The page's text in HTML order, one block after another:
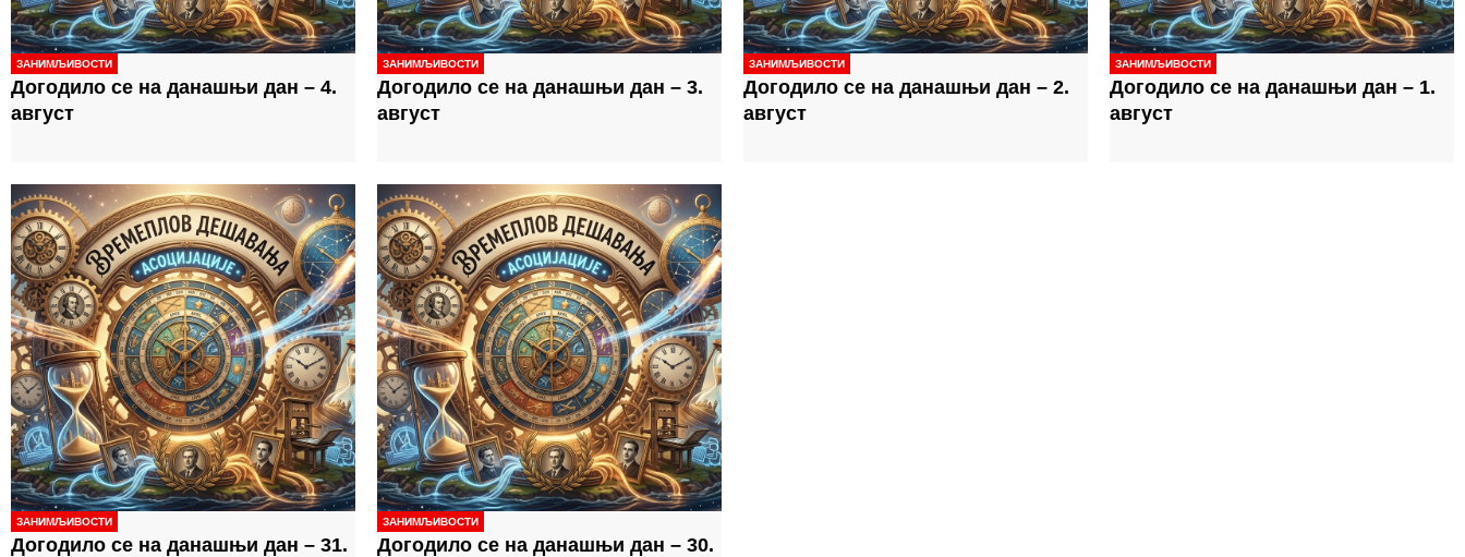
ЗАНИМЉИВОСТИ
Догодило се на данашњи дан – 4.
август
ЗАНИМЉИВОСТИ
Догодило се на данашњи дан – 3.
август
ЗАНИМЉИВОСТИ
Догодило се на данашњи дан – 2.
август
ЗАНИМЉИВОСТИ
Догодило се на данашњи дан – 1.
август
ЗАНИМЉИВОСТИ
Догодило се на данашњи дан – 31.
ЗАНИМЉИВОСТИ
Догодило се на данашњи дан – 30.